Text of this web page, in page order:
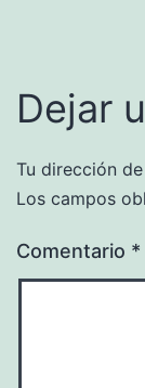
Dejar
Tu dirección
Los campos
Comentario *